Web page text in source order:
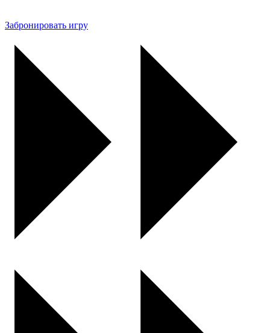
Забронировать игру